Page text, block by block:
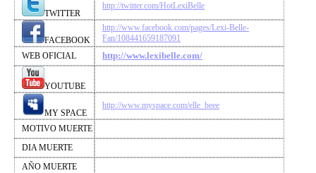
TWITTER
http://twitter.com/HotLexiBelle
FACEBOOK
http://www.facebook.com/pages/Lexi-Belle-
Fan/108441659187091
WEB OFICIAL
http://www.lexibelle.com/
YOUTUBE
MY SPACE
http://www.myspace.com/elle_beee
MOTIVO MUERTE
DIA MUERTE
AÑO MUERTE